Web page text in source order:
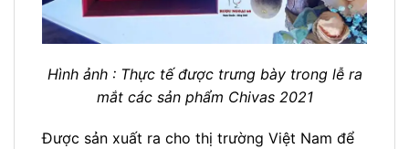
Hình ảnh : Thực tế được trưng bày trong lễ ra
mắt các sản phẩm Chivas 2021
Được sản xuất ra cho thị trường Việt Nam để